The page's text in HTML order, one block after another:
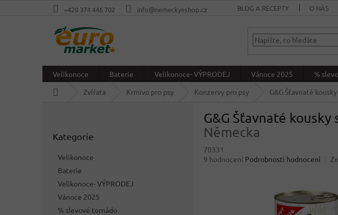
+420 374 446 702 info@nemeckyeshop.cz BLOG A RECEPTY O NÁS
Velikonoce Baterie Velikonoce- VÝPRODEJ Vánoce 2025 %
Zvířata Krmivo pro psy Konzervy pro psy G&G Šťavnaté
kategorie
Kategorie
Velikonoce
Baterie
Velikonoce- VÝPRODEJ
Vánoce 2025
% slevové tornádo
G&G Šťavnaté
Německa
70331
Průměrné
9 hodnocení Podrobnosti hodnocení